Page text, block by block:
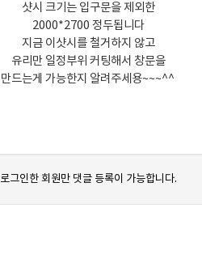
샷시 크기는 입구문을 제외한
2000*2700 정두됩니다
지금 이샷시를 철거하지 않고
유리만 일정부위 커팅해서 창문을
만드는게 가능한지 알려주세용~~~^^
로그인한 회원만 댓글 등록이 가능합니다.